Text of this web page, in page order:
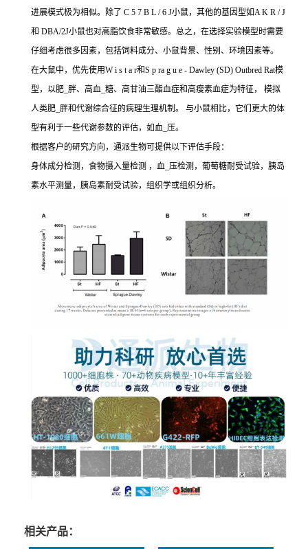
进展模式极为相似。除了 C 5 7 B L / 6 J小鼠，其他的基因型如A K R / J
和 DBA/2J小鼠也对高脂饮食非常敏感。总之，在选择实验模型时需要
仔细考虑很多因素，包括饲料成分、小鼠背景、性别、环境因素等。
在大鼠中，优先使用W i s t a r和S p ra g u e - Dawley (SD) Outbred Rat模
型，以肥_胖、高血_糖、高甘油三酯血症和高瘦素血症为特征， 模拟
人类肥_胖和代谢综合征的病理生理机制。 与小鼠相比，它们更大的体
型有利于一些代谢参数的评估，如血_压。
根据客户的研究方向，通派生物可提供以下评估手段：
身体成分检测，食物摄入量检测 ，血_压检测，葡萄糖耐受试验，胰岛
素水平测量，胰岛素耐受试验，组织学或组织分析。
相关产品：